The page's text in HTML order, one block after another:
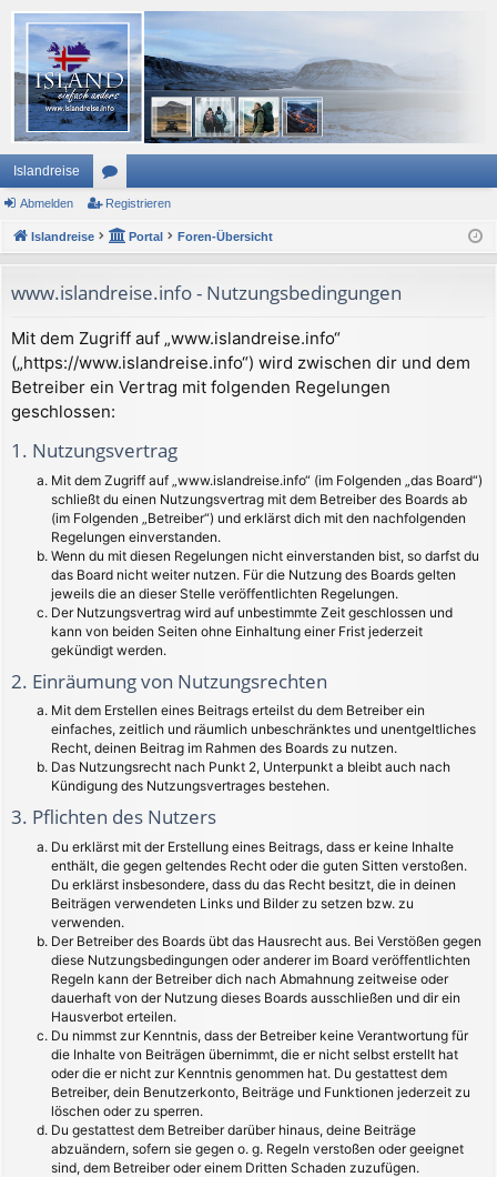
Islandreise
or
en
Abmelden Registrieren
Islandreise Portal Foren-Übersicht
www.islandreise.info - Nutzungsbedingungen
Mit dem Zugriff auf „www.islandreise.info“
(„https://www.islandreise.info“) wird zwischen dir und dem
Betreiber ein Vertrag mit folgenden Regelungen
geschlossen:
1. Nutzungsvertrag
Mit dem Zugriff auf „www.islandreise.info“ (im Folgenden „das Board“)
schließt du einen Nutzungsvertrag mit dem Betreiber des Boards ab
(im Folgenden „Betreiber“) und erklärst dich mit den nachfolgenden
Regelungen einverstanden.
Wenn du mit diesen Regelungen nicht einverstanden bist, so darfst du
das Board nicht weiter nutzen. Für die Nutzung des Boards gelten
jeweils die an dieser Stelle veröffentlichten Regelungen.
Der Nutzungsvertrag wird auf unbestimmte Zeit geschlossen und
kann von beiden Seiten ohne Einhaltung einer Frist jederzeit
gekündigt werden.
2. Einräumung von Nutzungsrechten
Mit dem Erstellen eines Beitrags erteilst du dem Betreiber ein
einfaches, zeitlich und räumlich unbeschränktes und unentgeltliches
Recht, deinen Beitrag im Rahmen des Boards zu nutzen.
Das Nutzungsrecht nach Punkt 2, Unterpunkt a bleibt auch nach
Kündigung des Nutzungsvertrages bestehen.
3. Pflichten des Nutzers
Du erklärst mit der Erstellung eines Beitrags, dass er keine Inhalte
enthält, die gegen geltendes Recht oder die guten Sitten verstoßen.
Du erklärst insbesondere, dass du das Recht besitzt, die in deinen
Beiträgen verwendeten Links und Bilder zu setzen bzw. zu
verwenden.
Der Betreiber des Boards übt das Hausrecht aus. Bei Verstößen gegen
diese Nutzungsbedingungen oder anderer im Board veröffentlichten
Regeln kann der Betreiber dich nach Abmahnung zeitweise oder
dauerhaft von der Nutzung dieses Boards ausschließen und dir ein
Hausverbot erteilen.
Du nimmst zur Kenntnis, dass der Betreiber keine Verantwortung für
die Inhalte von Beiträgen übernimmt, die er nicht selbst erstellt hat
oder die er nicht zur Kenntnis genommen hat. Du gestattest dem
Betreiber, dein Benutzerkonto, Beiträge und Funktionen jederzeit zu
löschen oder zu sperren.
Du gestattest dem Betreiber darüber hinaus, deine Beiträge
abzuändern, sofern sie gegen o. g. Regeln verstoßen oder geeignet
sind, dem Betreiber oder einem Dritten Schaden zuzufügen.